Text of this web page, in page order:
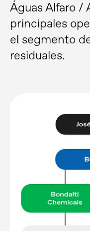
Águas Alfaro /
principales
el segmento
residuales.